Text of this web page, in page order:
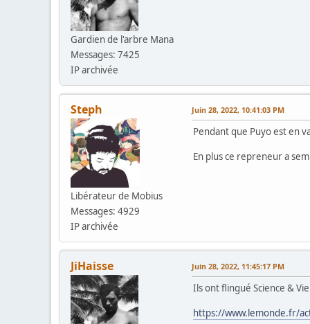
Gardien de l'arbre Mana
Messages: 7425
IP archivée
Steph
Libérateur de Mobius
Messages: 4929
IP archivée
Juin 28, 2022, 10:41:03 PM
Pendant que Puyo est en
En plus ce repreneur a
JiHaisse Juin 28, 2022, 11:45:17 PM
Ils ont flingué Science &
https://www.lemonde.fr/